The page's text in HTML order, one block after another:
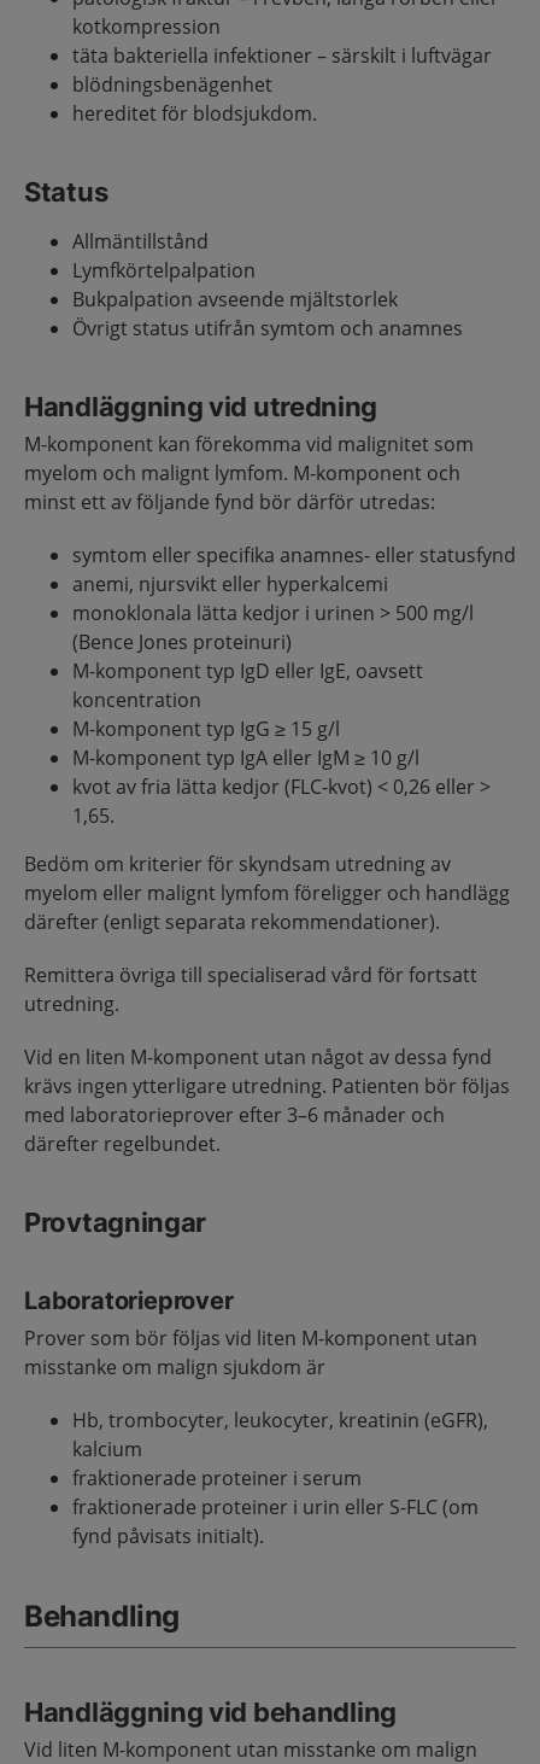
kotkompression
täta bakteriella infektioner – särskilt i luftvägar
blödningsbenägenhet
hereditet för blodsjukdom.
Status
Allmäntillstånd
Lymfkörtelpalpation
Bukpalpation avseende mjältstorlek
Övrigt status utifrån symtom och anamnes
Handläggning vid utredning
M-komponent kan förekomma vid malignitet som
myelom och malignt lymfom. M-komponent och
minst ett av följande fynd bör därför utredas:
symtom eller specifika anamnes- eller statusfynd
anemi, njursvikt eller hyperkalcemi
monoklonala lätta kedjor i urinen > 500 mg/l
(Bence Jones proteinuri)
M-komponent typ IgD eller IgE, oavsett
koncentration
M-komponent typ IgG ≥ 15 g/l
M-komponent typ IgA eller IgM ≥ 10 g/l
kvot av fria lätta kedjor (FLC-kvot) < 0,26 eller >
1,65.
Bedöm om kriterier för skyndsam utredning av
myelom eller malignt lymfom föreligger och handlägg
därefter (enligt separata rekommendationer).
Remittera övriga till specialiserad vård för fortsatt
utredning.
Vid en liten M-komponent utan något av dessa fynd
krävs ingen ytterligare utredning. Patienten bör följas
med laboratorieprover efter 3–6 månader och
därefter regelbundet.
Provtagningar
Laboratorieprover
Prover som bör följas vid liten M-komponent utan
misstanke om malign sjukdom är
Hb, trombocyter, leukocyter, kreatinin (eGFR),
kalcium
fraktionerade proteiner i serum
fraktionerade proteiner i urin eller S-FLC (om
fynd påvisats initialt).
Behandling
Handläggning vid behandling
Vid liten M-komponent utan misstanke om malign